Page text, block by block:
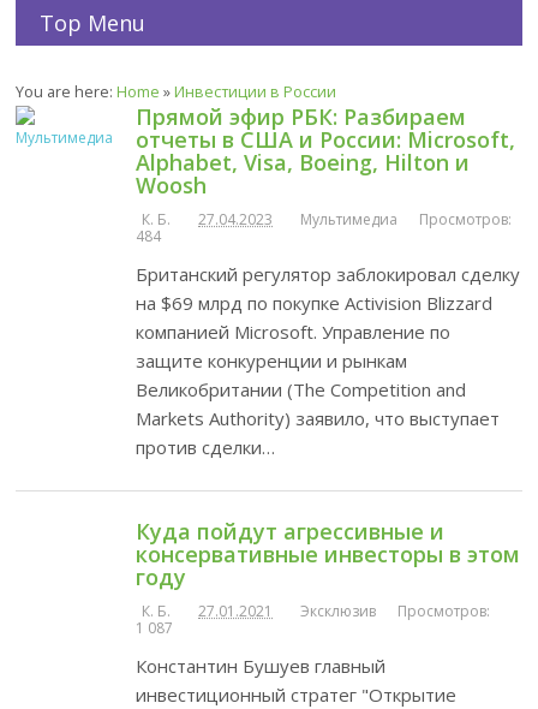
Top Menu
You are here: Home » Инвестиции в России
Прямой эфир РБК: Разбираем
отчеты в США и России: Microsoft,
Alphabet, Visa, Boeing, Hilton и
Woosh
К. Б. 27.04.2023 Мультимедиа
Просмотров:
484
Британский регулятор заблокировал сделку
на $69 млрд по покупке Activision Blizzard
компанией Microsoft. Управление по
защите конкуренции и рынкам
Великобритании (The Competition and
Markets Authority) заявило, что выступает
против сделки…
Куда пойдут агрессивные и
консервативные инвесторы в этом
году
К. Б. 27.01.2021 Эксклюзив
Просмотров:
1 087
Константин Бушуев главный
инвестиционный стратег "Открытие